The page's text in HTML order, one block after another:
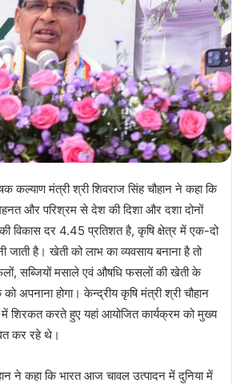
कल्याण मंत्री श्री शिवराज सिंह चौहान ने कहा कि
और परिश्रम से देश की दिशा और दशा दोनों
विकास दर 4.45 प्रतिशत है, कृषि क्षेत्र में एक-दो
जाती है। खेती को लाभ का व्यवसाय बनाना है तो
सब्जियों मसाले एवं औषधि फसलों की खेती के
अपनाना होगा। केन्द्रीय कृषि मंत्री श्री चौहान
शिरकत करते हुए यहां आयोजित कार्यक्रम को मुख्य
कर रहे थे।
ने कहा कि भारत आज चावल उत्पादन में दुनिया में